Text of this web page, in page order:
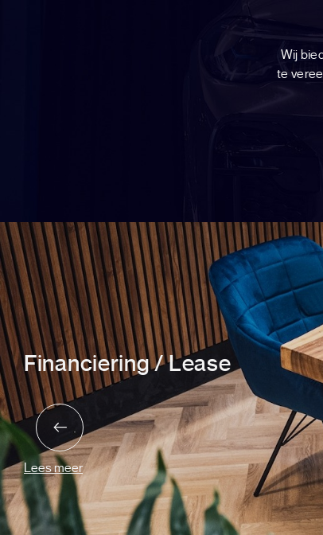
Wij
te
Financiering / Lease
Lees meer